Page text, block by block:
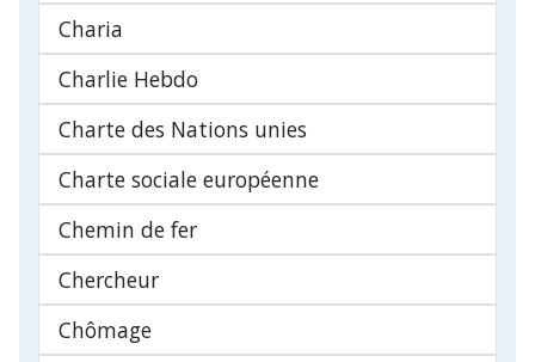
Charia
Charlie Hebdo
Charte des Nations unies
Charte sociale européenne
Chemin de fer
Chercheur
Chômage